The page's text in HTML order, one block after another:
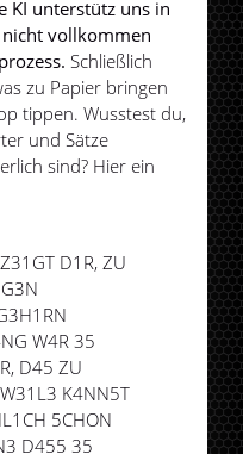
KI unterstütz uns in
vollkommen
Schließlich
zu Papier bringen
tippen. Wusstest du,
und Sätze
sind? Hier ein
D1R, ZU
W4R 35
D45 ZU
K4NN5T
5CHON
D455 35